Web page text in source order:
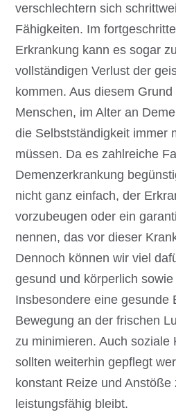
verschlechtern sich
Fähigkeiten. Im
Erkrankung kann es sogar
vollständigen Verlust der
kommen. Aus diesem
Menschen, im Alter an
die Selbstständigkeit immer
müssen. Da es zahlreiche
Demenzerkrankung
nicht ganz einfach, der
vorzubeugen oder ein
nennen, das vor dieser
Dennoch können wir viel
gesund und körperlich
Insbesondere eine gesunde
Bewegung an der frischen
zu minimieren. Auch soziale
sollten weiterhin gepflegt
konstant Reize und
leistungsfähig bleibt.